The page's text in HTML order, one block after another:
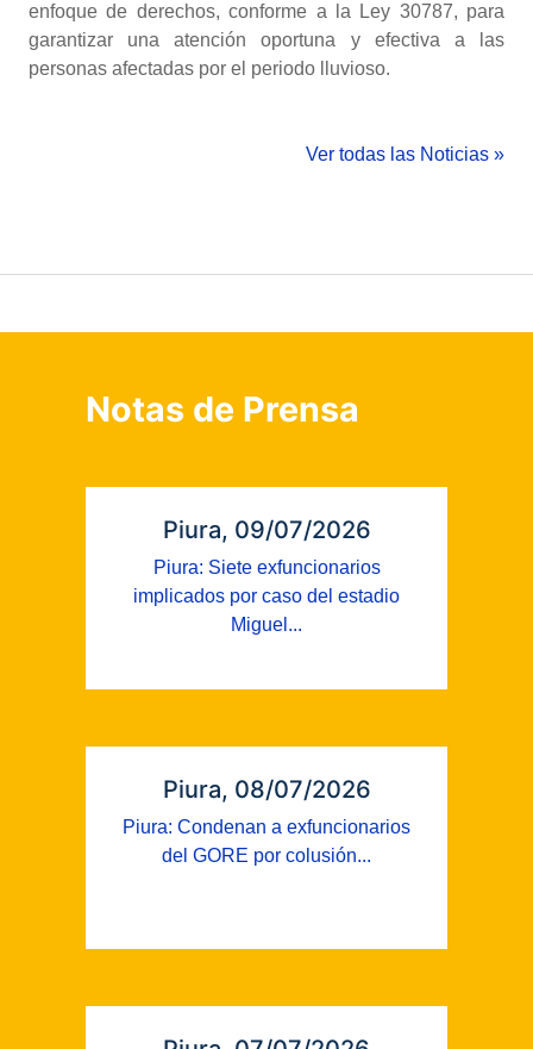
enfoque de derechos, conforme a la Ley 30787, para
garantizar una atención oportuna y efectiva a las
personas afectadas por el periodo lluvioso.
Ver todas las Noticias »
Notas de Prensa
Piura, 09/07/2026
Piura: Siete exfuncionarios
implicados por caso del estadio
Miguel...
Piura, 08/07/2026
Piura: Condenan a exfuncionarios
del GORE por colusión...